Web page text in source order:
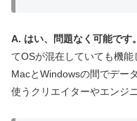
A. はい、問題なく可能です。
てOSが混在していても機能
MacとWindowsの間でデー
使うクリエイターやエンジ